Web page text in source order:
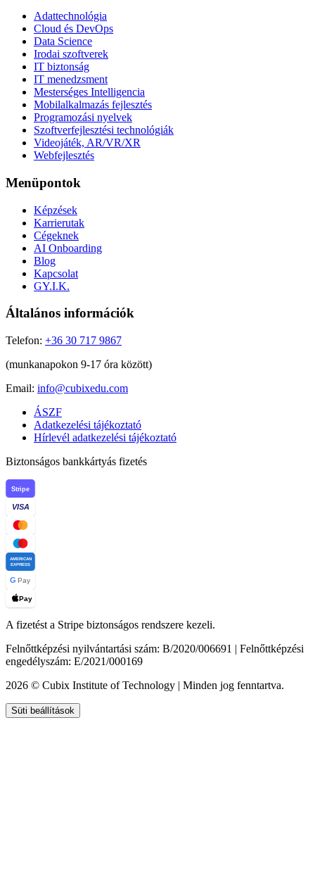
Adattechnológia
Cloud és DevOps
Data Science
Irodai szoftverek
IT biztonság
IT menedzsment
Mesterséges Intelligencia
Mobilalkalmazás fejlesztés
Programozási nyelvek
Szoftverfejlesztési technológiák
Videojáték, AR/VR/XR
Webfejlesztés
Menüpontok
Képzések
Karrierutak
Cégeknek
AI Onboarding
Blog
Kapcsolat
GY.I.K.
Általános információk
Telefon: +36 30 717 9867
(munkanapokon 9-17 óra között)
Email: info@cubixedu.com
ÁSZF
Adatkezelési tájékoztató
Hírlevél adatkezelési tájékoztató
Biztonságos bankkártyás fizetés
Stripe
VISA
AMERICAN
EXPRESS
G Pay
Pay
A fizetést a Stripe biztonságos rendszere kezeli.
Felnőttképzési nyilvántartási szám: B/2020/006691 | Felnőttképzési
engedélyszám: E/2021/000169
2026 © Cubix Institute of Technology | Minden jog fenntartva.
Süti beállítások